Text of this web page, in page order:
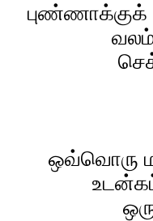
புண்ணாக்குக்
ஒவ்வொரு